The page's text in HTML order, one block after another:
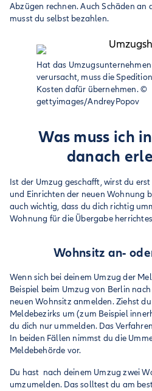
Abzügen rechnen. Auch Schäden an
musst du selbst bezahlen.
Hat das
verursacht, muss die
Kosten dafür übernehmen.©
gettyimages/AndreyPopov
Was muss ich
danach
Ist der Umzug geschafft, wirst du
und Einrichten der neuen Wohnung
auch wichtig, dass du dich richtig
Wohnung für die Übergabe
Wohnsitz an-
Wenn sich bei deinem Umzug der
Beispiel beim Umzug von Berlin
neuen Wohnsitz anmelden. Ziehst
Meldebezirks um (zum Beispiel
du dich nur ummelden. Das
In beiden Fällen nimmst du die
Meldebehörde vor.
Du hast nach deinem Umzug zwei
umzumelden. Das solltest du am